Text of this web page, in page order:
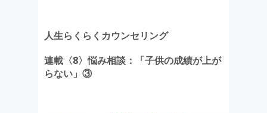
人生らくらくカウンセリング
連載〈8〉悩み相談：「子供の成績が上が
らない」③